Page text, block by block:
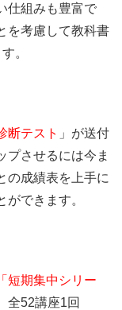
仕組みも豊富で
を考慮して教科書
。
断テスト 」が送付
プさせるには今ま
の成績表を上手に
できます。
短期集中シリー
全52講座1回